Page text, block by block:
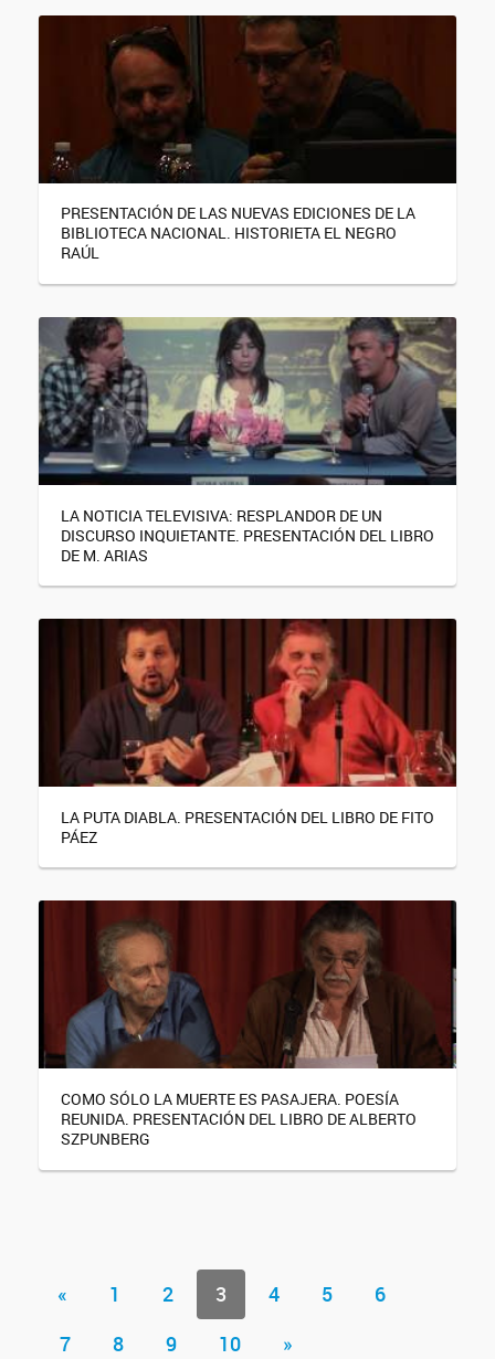
PRESENTACIÓN DE LAS NUEVAS EDICIONES DE LA
BIBLIOTECA NACIONAL. HISTORIETA EL NEGRO
RAÚL
LA NOTICIA TELEVISIVA: RESPLANDOR DE UN
DISCURSO INQUIETANTE. PRESENTACIÓN DEL LIBRO
DE M. ARIAS
LA PUTA DIABLA. PRESENTACIÓN DEL LIBRO DE FITO
PÁEZ
COMO SÓLO LA MUERTE ES PASAJERA. POESÍA
REUNIDA. PRESENTACIÓN DEL LIBRO DE ALBERTO
SZPUNBERG
« 1 2 3 4 5
6
7
8 9 10 »